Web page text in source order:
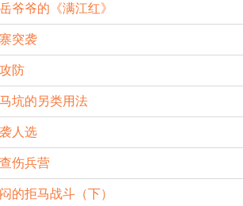
爷爷的《满江红》
突袭
防
坑的另类用法
人选
伤兵营
的拒马战斗（下）